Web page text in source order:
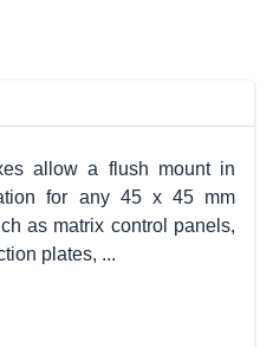
allow a flush mount in
for any 45 x 45 mm
as matrix control panels,
plates, ...